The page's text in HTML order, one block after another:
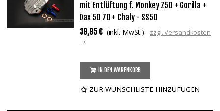
mit Entlüftung f. Monkey Z50 + Gorilla +
Dax 50 70 + Chaly + SS50
39,95 € (inkl. MwSt.)
zzgl. Versandkosten
*
IN DEN WARENKORB
ZUR WUNSCHLISTE HINZUFÜGEN